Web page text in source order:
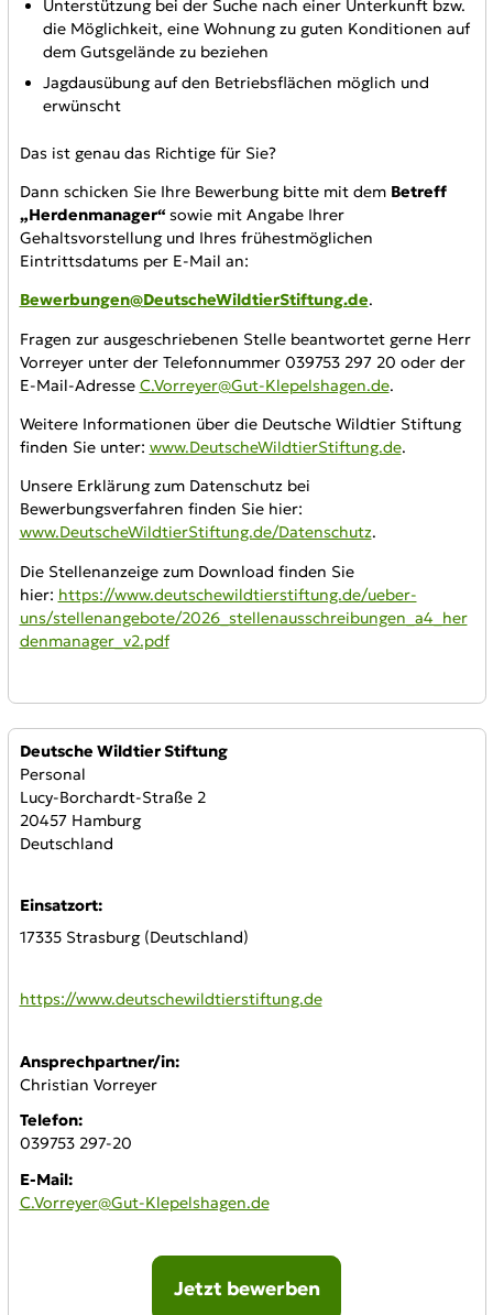
Unterstützung bei der Suche nach einer Unterkunft bzw.
die Möglichkeit, eine Wohnung zu guten Konditionen auf
dem Gutsgelände zu beziehen
Jagdausübung auf den Betriebsflächen möglich und
erwünscht
Das ist genau das Richtige für Sie?
Dann schicken Sie Ihre Bewerbung bitte mit dem Betreff
„Herdenmanager“sowie mit Angabe Ihrer
Gehaltsvorstellung und Ihres frühestmöglichen
Eintrittsdatums per E-Mail an:
Bewerbungen@DeutscheWildtierStiftung.de.
Fragen zur ausgeschriebenen Stelle beantwortet gerne Herr
Vorreyer unter der Telefonnummer 039753 297 20 oder der
E-Mail-Adresse C.Vorreyer@Gut-Klepelshagen.de.
Weitere Informationen über die Deutsche Wildtier Stiftung
finden Sie unter: www.DeutscheWildtierStiftung.de.
Unsere Erklärung zum Datenschutz bei
Bewerbungsverfahren finden Sie hier:
www.DeutscheWildtierStiftung.de/Datenschutz.
Die Stellenanzeige zum Download finden Sie
hier: https://www.deutschewildtierstiftung.de/ueber-
uns/stellenangebote/2026_stellenausschreibungen_a4_her
denmanager_v2.pdf
Anbieter:
Deutsche Wildtier Stiftung
Personal
Lucy-Borchardt-Straße 2
20457 Hamburg
Deutschland
Einsatzort:
17335 Strasburg (Deutschland)
WWW:
https://www.deutschewildtierstiftung.de
Ansprechpartner/in:
Christian Vorreyer
Telefon:
039753 297-20
E-Mail:
C.Vorreyer@Gut-Klepelshagen.de
Jetzt bewerben